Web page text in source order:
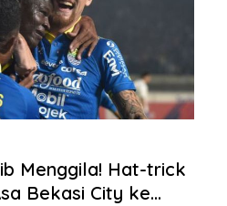
Menggila! Hat-trick
Bekasi City ke